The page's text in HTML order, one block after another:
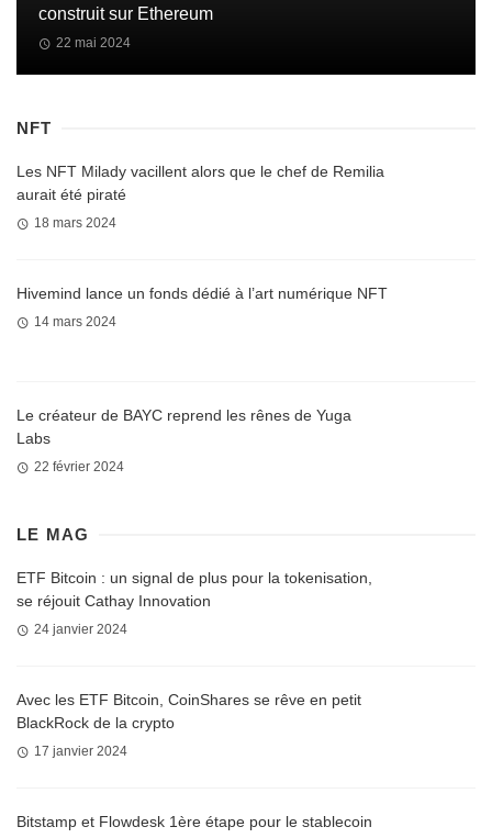
construit sur Ethereum
22 mai 2024
NFT
Les NFT Milady vacillent alors que le chef de Remilia
aurait été piraté
18 mars 2024
Hivemind lance un fonds dédié à l’art numérique NFT
14 mars 2024
Le créateur de BAYC reprend les rênes de Yuga
Labs
22 février 2024
LE MAG
ETF Bitcoin : un signal de plus pour la tokenisation,
se réjouit Cathay Innovation
24 janvier 2024
Avec les ETF Bitcoin, CoinShares se rêve en petit
BlackRock de la crypto
17 janvier 2024
Bitstamp et Flowdesk 1ère étape pour le stablecoin